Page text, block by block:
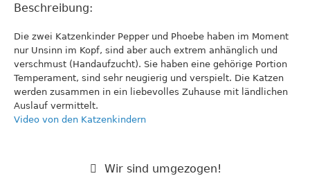
Beschreibung:
Die zwei Katzenkinder Pepper und Phoebe haben im Moment
nur Unsinn im Kopf, sind aber auch extrem anhänglich und
verschmust (Handaufzucht). Sie haben eine gehörige Portion
Temperament, sind sehr neugierig und verspielt. Die Katzen
werden zusammen in ein liebevolles Zuhause mit ländlichen
Auslauf vermittelt.
Video von den Katzenkindern
Wir sind umgezogen!